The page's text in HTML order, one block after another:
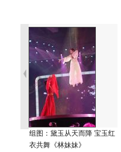
组图：黛玉从天而降 宝玉红
衣共舞《林妹妹》